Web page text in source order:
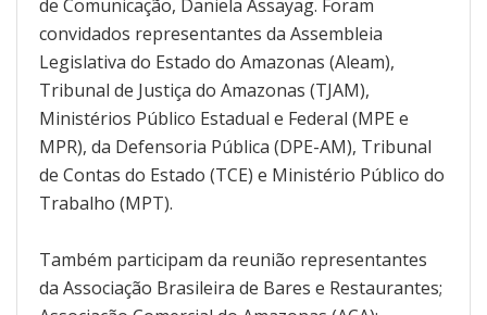
de Comunicação, Daniela Assayag. Foram
convidados representantes da Assembleia
Legislativa do Estado do Amazonas (Aleam),
Tribunal de Justiça do Amazonas (TJAM),
Ministérios Público Estadual e Federal (MPE e
MPR), da Defensoria Pública (DPE-AM), Tribunal
de Contas do Estado (TCE) e Ministério Público do
Trabalho (MPT).
Também participam da reunião representantes
da Associação Brasileira de Bares e Restaurantes;